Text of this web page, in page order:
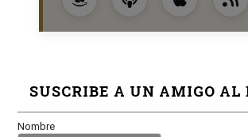
SUSCRIBE A UN AMIGO AL
Nombre